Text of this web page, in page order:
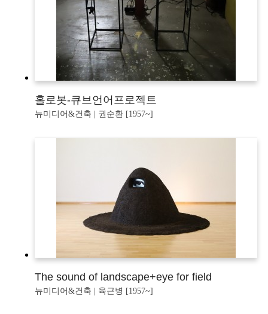
홀로봇-큐브언어프로젝트
뉴미디어&건축 | 권순환 [1957~]
The sound of landscape+eye for field
뉴미디어&건축 | 육근병 [1957~]